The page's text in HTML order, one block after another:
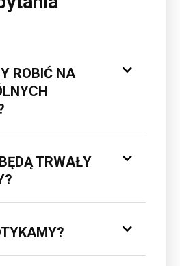
ROBIĆ NA
TRWAŁY